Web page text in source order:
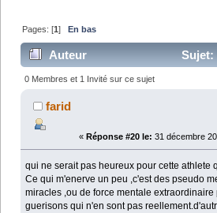
Pages: [1] En bas
Auteur
Sujet:
miracumeux pour la paraplégie
fois)
0 Membres et 1 Invité sur ce sujet
farid
« Réponse #20 le: 31 décembre
qui ne serait pas heureux pour cette athlete
Ce qui m'enerve un peu ,c'est des pseudo
miracles ,ou de force mentale
guerisons qui n'en sont pas